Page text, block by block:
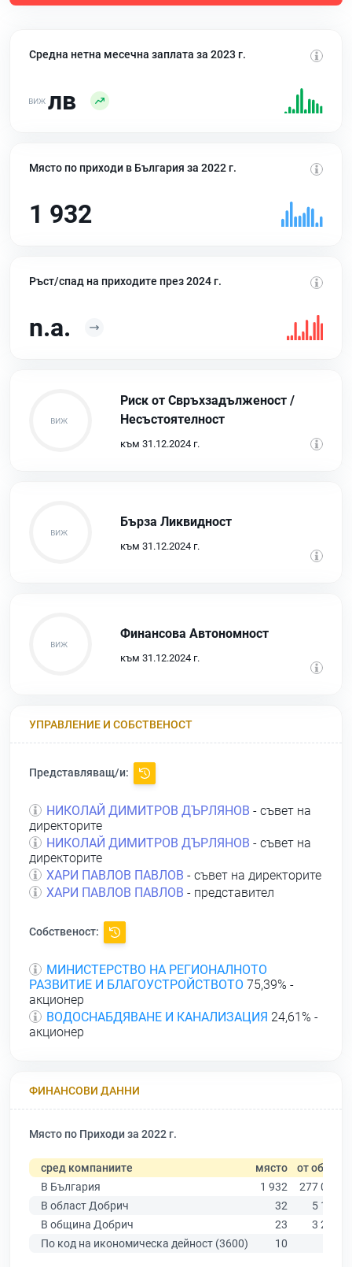
Средна нетна месечна заплата за 2023 г.
лв
Място по приходи в България за 2022 г.
1 932
Ръст/спад на приходите през 2024 г.
n.a.
Риск от Свръхзадълженост /
Несъстоятелност
към 31.12.2024 г.
Бърза Ликвидност
към 31.12.2024 г.
Финансова Автономност
към 31.12.2024 г.
УПРАВЛЕНИЕ И СОБСТВЕНОСТ
Представляващ/и:
НИКОЛАЙ ДИМИТРОВ ДЪРЛЯНОВ - съвет на
директорите
НИКОЛАЙ ДИМИТРОВ ДЪРЛЯНОВ - съвет на
директорите
ХАРИ ПАВЛОВ ПАВЛОВ - съвет на директорите
ХАРИ ПАВЛОВ ПАВЛОВ - представител
Собственост:
МИНИСТЕРСТВО НА РЕГИОНАЛНОТО
РАЗВИТИЕ И БЛАГОУСТРОЙСТВОТО 75,39% -
акционер
ВОДОСНАБДЯВАНЕ И КАНАЛИЗАЦИЯ 24,61% -
акционер
ФИНАНСОВИ ДАННИ
Място по Приходи за 2022 г.
сред компаниите място от общо
В България
1 932
277 019
В област Добрич
32
5 156
В община Добрич
23
3 239
По код на икономическа дейност (3600)
10